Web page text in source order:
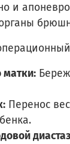
и
матки:
Перенос